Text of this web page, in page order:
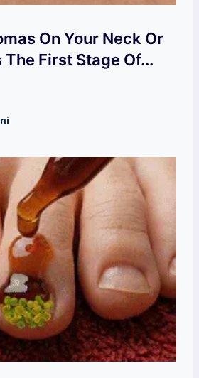
On Your Neck Or
First Stage Of...